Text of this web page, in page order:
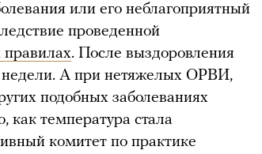
или его неблагоприятный
проведенной
правилах. После выздоровления
недели. А при нетяжелых ОРВИ,
подобных заболеваниях
как температура стала
комитет по практике